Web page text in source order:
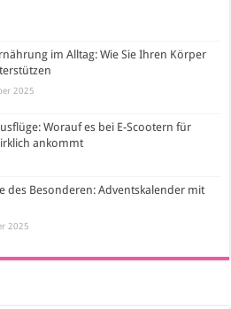
im Alltag: Wie Sie Ihren Körper
2025
Worauf es bei E-Scootern für
ankommt
des Besonderen: Adventskalender mit
2025